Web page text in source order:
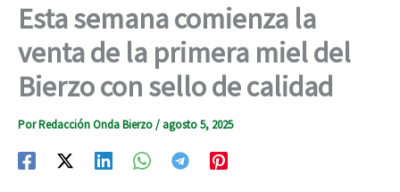
Esta semana comienza la
venta de la primera miel del
Bierzo con sello de calidad
PorRedacción Onda Bierzo/ agosto 5, 2025